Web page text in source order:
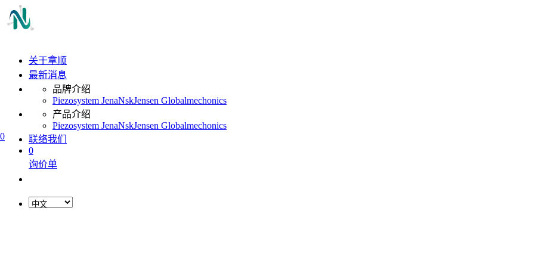
0
关于拿顺
最新消息
品牌介绍
Piezosystem JenaNskJensen Globalmechonics
产品介绍
Piezosystem JenaNskJensen Globalmechonics
联络我们
0
询价单